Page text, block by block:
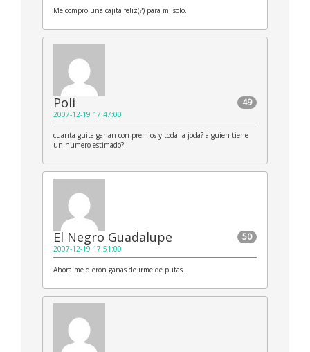
Me compró una cajita feliz(?) para mi solo.
49
Poli
2007-12-19 17:47:00
cuanta guita ganan con premios y toda la joda? alguien tiene
un numero estimado?
50
El Negro Guadalupe
2007-12-19 17:51:00
Ahora me dieron ganas de irme de putas…